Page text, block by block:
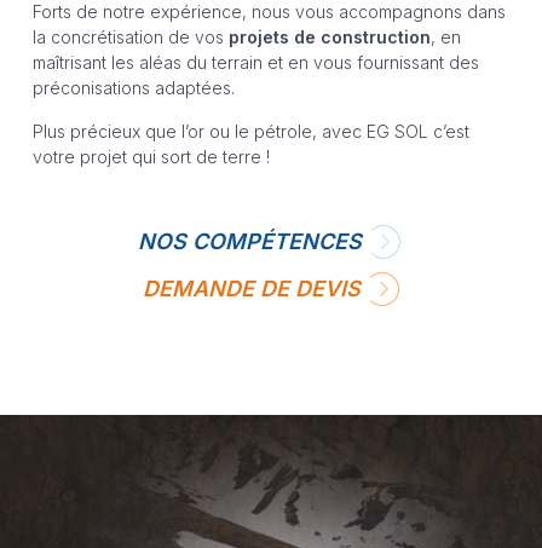
Forts de notre expérience, nous vous accompagnons dans
la concrétisation de vos projets de construction, en
maîtrisant les aléas du terrain et en vous fournissant des
préconisations adaptées.
Plus précieux que l’or ou le pétrole, avec EG SOL c’est
votre projet qui sort de terre !
NOS COMPÉTENCES
DEMANDE DE DEVIS